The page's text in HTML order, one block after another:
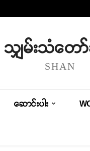
သျှမ်းသံတေ
SHAN
ဆောင်းပါး